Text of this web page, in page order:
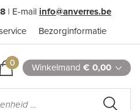
| E-mail info@anverres.be
Bezorginformatie
0 Winkelmand € 0,00